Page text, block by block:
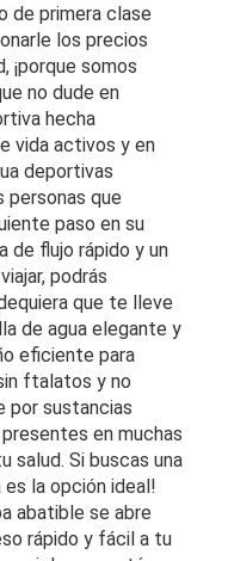
de primera clase
los precios
¡porque somos
no dude en
hecha
vida activos y en
deportivas
personas que
paso en su
de flujo rápido y un
podrás
que te lleve
de agua elegante y
eficiente para
ftalatos y no
por sustancias
en muchas
salud. Si buscas una
es la opción ideal!
abatible se abre
rápido y fácil a tu